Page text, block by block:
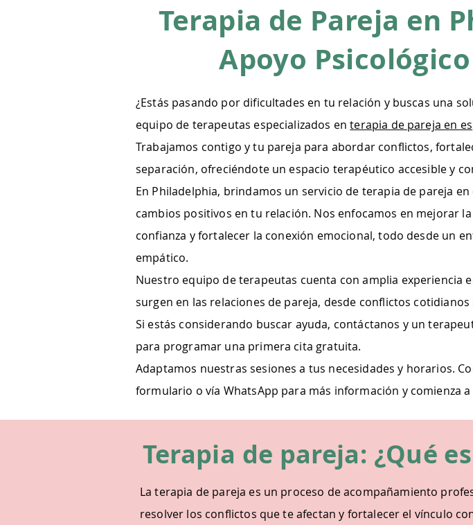
Terapia de Pareja en
Apoyo
¿Estás pasando por dificultades en tu relación y buscas una
equipo de terapeutas especializados enterapia de pareja en
Trabajamos contigo y tu pareja para abordar conflictos,
separación, ofreciéndote un espacio terapéutico accesible y
En Philadelphia, brindamos un servicio de terapia de pareja
cambios positivos en tu relación. Nos enfocamos en mejorar
confianza y fortalecer la conexión emocional, todo desde un
empático.
Nuestro equipo de terapeutas cuenta con amplia experiencia
surgen en las relaciones de pareja, desde conflictos
Si estás considerando buscar ayuda, contáctanos y un
para programar una primera cita gratuita.
Adaptamos nuestras sesiones a tus necesidades y horarios.
formulario o vía WhatsApp para más información y comienza
Terapia de pareja: ¿Qué
La terapia de pareja es un proceso de acompañamiento
resolver los conflictos que te afectan y fortalecer el vínculo